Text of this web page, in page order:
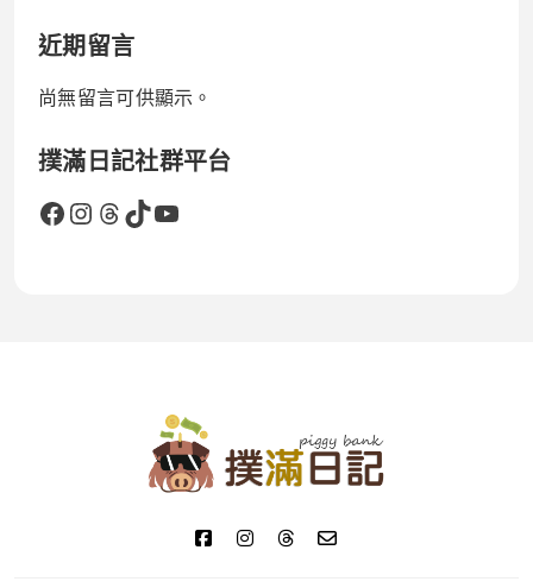
近期留言
尚無留言可供顯示。
撲滿日記社群平台
Facebook
Instagram
Threads
TikTok
YouTube
撲滿日記